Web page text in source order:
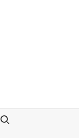
Search for: